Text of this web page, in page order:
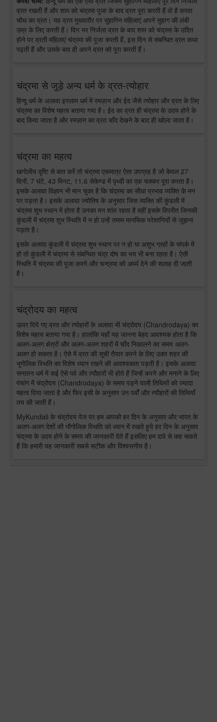
व्रत रखती हैं और शाम को चंद्रमा पूजा के बाद व्रत पूरा करती हैं वो है करवा
चौथ का व्रत। यह व्रत मुख्यतौर पर सुहागिन महिलाएं अपने सुहाग की लंबी
उम्र के लिए करती हैं। दिन भर निर्जला व्रत के बाद शाम को चंद्रमा के उदित
होने पर व्रती महिलाएं चंद्रमा की पूजा करती हैं, इस दिन से संबन्धित व्रत कथा
पढ़ती हैं और उसके बाद ही अपने व्रत को पूरा करती हैं।
चंद्रमा से जुड़े अन्य धर्म के व्रत-त्योहार
हिन्दू धर्म के अलावा इस्लाम धर्म में रमज़ान और ईद जैसे त्योहार और व्रत के लिए
चंद्रमा का विशेष महत्व बताया गया है। ईद का व्रत ही चंद्रमा के उदय होने के
बाद किया जाता है और रमज़ान का व्रत चाँद देखने के बाद ही खोला जाता है।
चंद्रमा का महत्व
खगोलीय दृष्टि से बात करें तो चंद्रमा एकमात्र ऐसा उपग्रह है जो केवल 27
दिनों, 7 घंटे, 43 मिनट, 11.6 सेकेण्ड में पृथ्वी का एक चक्कर पूरा करता है।
इसके अलावा विज्ञान भी मान चुका है कि चंद्रमा का सीधा प्रभाव व्यक्ति के मन
पर पड़ता है। इसके अलावा ज्योतिष के अनुसार जिस व्यक्ति की कुंडली में
चंद्रमा शुभ स्थान में होता है उनका मन शांत रहता है वहीं इसके विपरीत जिनकी
कुंडली में चंद्रमा शुभ स्थिति में न हो उन्हें तमाम मानसिक परेशानियों से जूझना
पड़ता है।
इसके अलावा कुंडली में चंद्रमा शुभ स्थान पर न हो या अशुभ ग्रहों के संपर्क में
हो तो कुंडली में चंद्रमा से संबन्धित चंद्र दोष का भय भी बना रहता है। ऐसी
स्थिति में चंद्रमा की पूजा करने और चन्द्रमा को अर्घ्य देने की सलाह दी जाती
है।
चंद्रोदय का महत्व
ऊपर दिये गए व्रत और त्योहारों के अलावा भी चंद्रोदय (Chandrodaya) का
विशेष महत्व बताया गया है। हालांकि यहाँ यह जानना बेहद आवश्यक होता है कि
अलग-अलग क्षेत्रों और अलग-अलग शहरों में चाँद निकालने का समय अलग-
अलग हो सकता है। ऐसे में व्रत की सूची तैयार करने के लिए उक्त शहर की
भूगोलिक स्थिति का विशेष ध्यान रखने की आवश्यकता पड़ती है। इसके अलावा
सनातन धर्म में कई ऐसे पर्व और त्यौहारों भी होते हैं जिन्हें करने और मनाने के लिए
पंचांग में चंद्रोदय (Chandrodaya) के समय पड़ने वाली तिथियों को ज्यादा
महत्व दिया जाता है और फिर इसी के अनुसार उन पर्वों और त्यौहारों की तिथियाँ
तय की जाती हैं।
MyKundali के चंद्रोदय पेज पर हम आपको हर दिन के अनुसार और भारत के
अलग-अलग देशों की भौगोलिक स्थिति को ध्यान में रखते हुये हर दिन के अनुसार
चंद्रमा के उदय होने के समय की जानकारी देते हैं इसलिए हम दावे से कह सकते
हैं कि हमारी यह जानकारी सबसे सटीक और विश्वसनीय है।